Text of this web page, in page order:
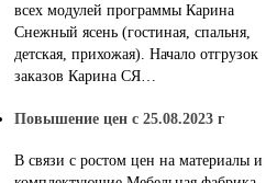
всех модулей программы Карина
Снежный ясень (гостиная, спальня,
детская, прихожая). Начало отгрузок
заказов Карина СЯ…
Повышение цен с 25.08.2023 г
В связи с ростом цен на материалы и